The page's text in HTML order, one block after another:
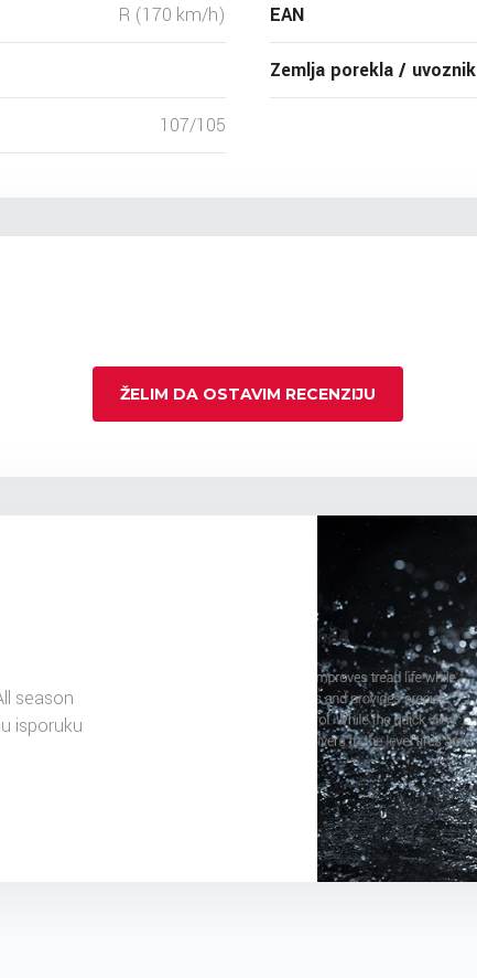
R (170 km/h)
107/105
EAN
Zemlja porekla / uvoznik
ŽELIM DA OSTAVIM RECENZIJU
season
isporuku